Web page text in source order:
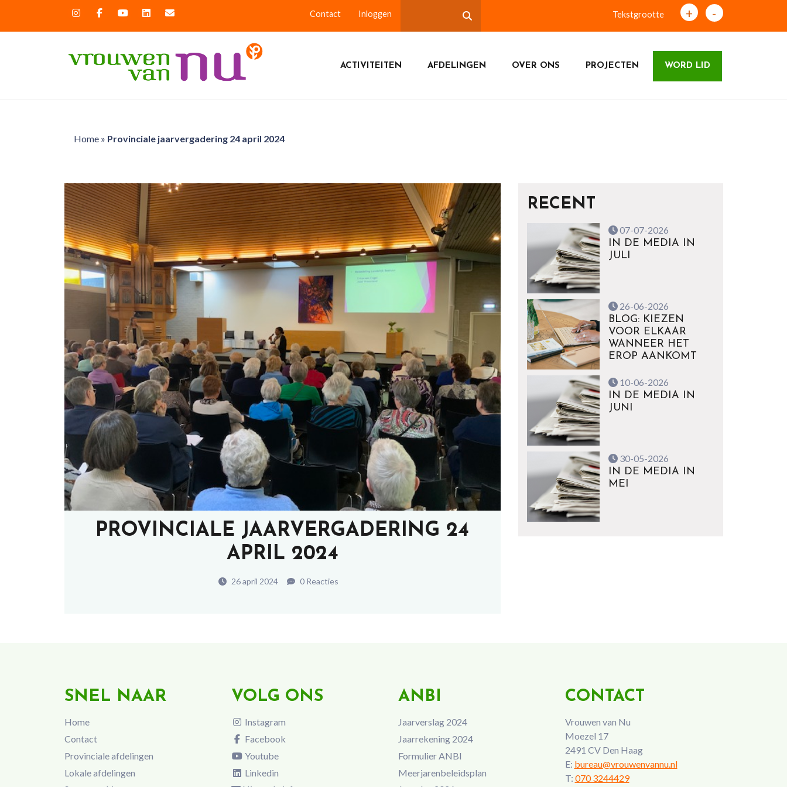
Contact Inloggen Tekstgrootte + -
ACTIVITEITEN AFDELINGEN OVER ONS PROJECTEN WORD LID
Home» Provinciale jaarvergadering 24 april 2024
PROVINCIALE JAARVERGADERING 24
APRIL 2024
26 april 2024 0 Reacties
RECENT
07-07-2026
IN DE MEDIA IN
JULI
26-06-2026
BLOG: KIEZEN
VOOR ELKAAR
WANNEER HET
EROP AANKOMT
10-06-2026
IN DE MEDIA IN
JUNI
30-05-2026
IN DE MEDIA IN
MEI
SNEL NAAR
Home
Contact
Provinciale afdelingen
Lokale afdelingen
VOLG ONS
Instagram
Facebook
Youtube
Linkedin
ANBI
Jaarverslag 2024
Jaarrekening 2024
Formulier ANBI
Meerjarenbeleidsplan
CONTACT
Vrouwen van Nu
Moezel 17
2491 CV Den Haag
E: bureau@vrouwenvannu.nl
T: 070 3244429